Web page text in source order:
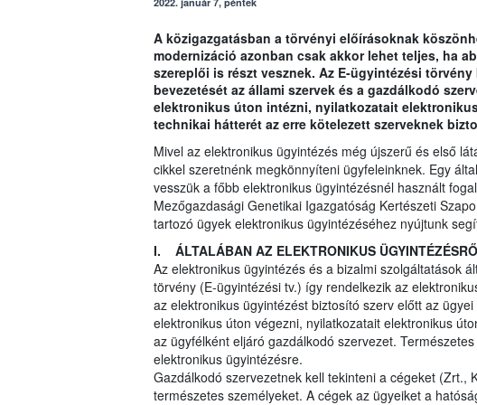
A közigazgatásban a törvényi előírásoknak
modernizáció azonban csak akkor lehet teljes, ha
szereplői is részt vesznek. Az E-ügyintézési
bevezetését az állami szervek és a gazdálkodó
elektronikus úton intézni, nyilatkozatait
technikai hátterét az erre kötelezett szerveknek
Mivel az elektronikus ügyintézés még újszerű és első
cikkel szeretnénk megkönnyíteni ügyfeleinknek. Egy
vesszük a főbb elektronikus ügyintézésnél használt
Mezőgazdasági Genetikai Igazgatóság Kertészeti
tartozó ügyek elektronikus ügyintézéséhez nyújtunk
I. ÁLTALÁBAN AZ ELEKTRONIKUS
Az elektronikus ügyintézés és a bizalmi szolgáltatások
törvény (E-ügyintézési tv.) így rendelkezik az
az elektronikus ügyintézést biztosító szerv előtt az
elektronikus úton végezni, nyilatkozatait elektronikus
az ügyfélként eljáró gazdálkodó szervezet.
elektronikus ügyintézésre.
Gazdálkodó szervezetnek kell tekinteni a cégeket (Zrt.,
természetes személyeket. A cégek az ügyeiket a